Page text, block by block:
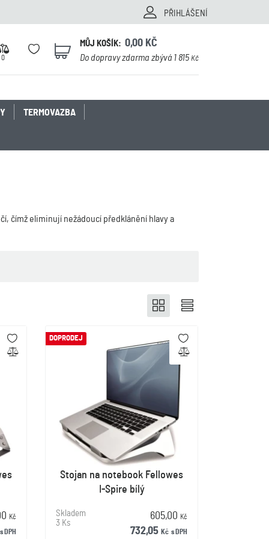
PŘIHLÁŠENÍ
0
0
MŮJ KOŠÍK: 0,00 KČ
Do dopravy zdarma zbývá 1 815Kč
TERMOVAZBA
čímž eliminují nežádoucí předklánění hlavy a
Kč
s DPH
DOPRODEJ
Stojan na notebook Fellowes
I-Spire bílý
Skladem
3 Ks
605,00 Kč
732,05Kč s DPH